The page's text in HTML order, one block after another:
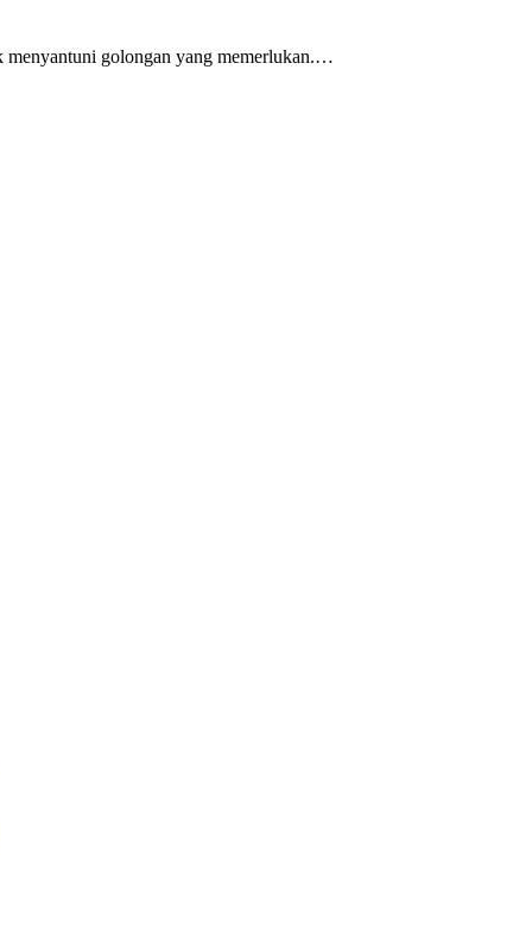
menyantuni golongan yang memerlukan.…